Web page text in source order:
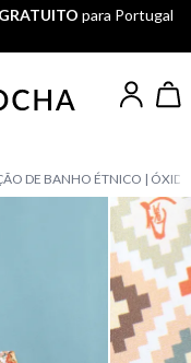
para Portugal
DE BANHO ÉTNICO |